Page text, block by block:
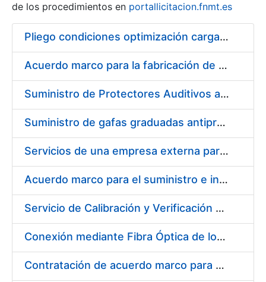
Mostrar/Ocultar
de los procedimientos en portallicitacion.fnmt.es
Pliego condiciones optimización cargas compras firmado
Acuerdo marco para la fabricación de piezas
Suministro de Protectores Auditivos a medida para las personas trabajadoras de los Centros de Trabajo de Madrid y Burgos
Suministro de gafas graduadas antiproyecciones para los trabajadores de la FNMT-RCM en los centros de trabajo de Madrid y Burgos
Servicios de una empresa externa para el asesoramiento y resolución de los recursos de alzada que se presentan relacionados con procesos de selección para la FNMT-RCM
Acuerdo marco para el suministro e instalación de persianas, estores y otros complementos
Servicio de Calibración y Verificación Externa de los Equipos de Medición del Servicio de Prevención de la FNMT-RCM
Conexión mediante Fibra Óptica de los Centros de Proceso de Datos (CPDs) de las sedes de la FNMT-RCM de Burgos y Madrid
Contratación de acuerdo marco para el Suministro de Material de Electricidad para la Fábrica Nacional de Moneda y Timbre-Real Casa de la Moneda en su centro de trabajo de Burgos